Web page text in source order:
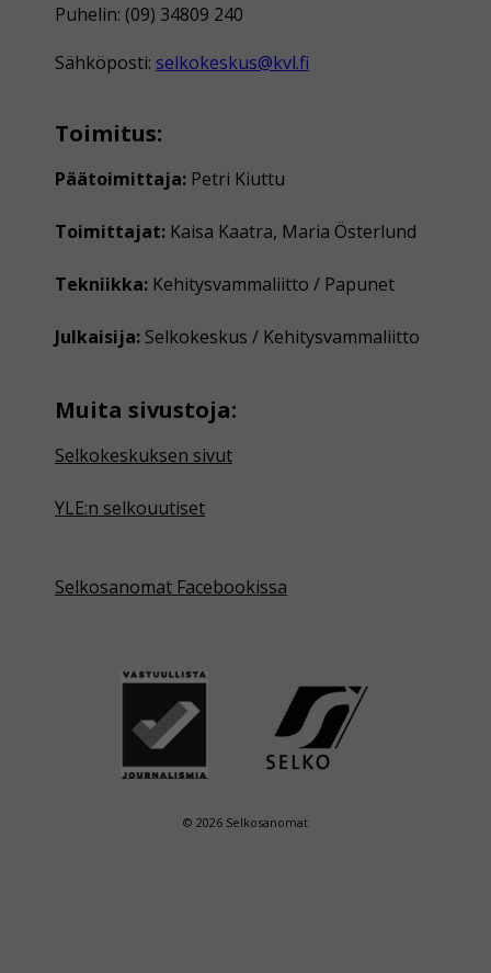
Puhelin: (09) 34809 240
Sähköposti: selkokeskus@kvl.fi
Toimitus:
Päätoimittaja: Petri Kiuttu
Toimittajat: Kaisa Kaatra, Maria Österlund
Tekniikka: Kehitysvammaliitto / Papunet
Julkaisija: Selkokeskus / Kehitysvammaliitto
Muita sivustoja:
Selkokeskuksen sivut
YLE:n selkouutiset
Selkosanomat Facebookissa
© 2026 Selkosanomat